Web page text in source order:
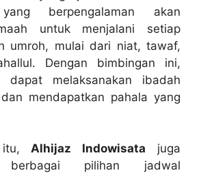
berpengalaman akan
untuk menjalani setiap
umroh, mulai dari niat, tawaf,
Dengan bimbingan ini,
dapat melaksanakan ibadah
mendapatkan pahala yang
itu,Alhijaz Indowisata juga
berbagai pilihan jadwal